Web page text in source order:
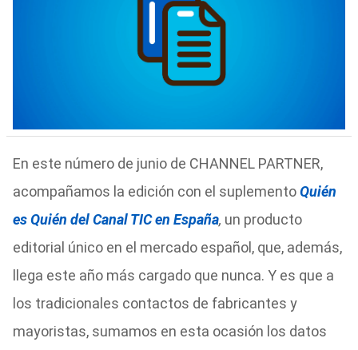
En este número de junio de CHANNEL PARTNER,
acompañamos la edición con el suplementoQuién
es Quién del Canal TIC en España, un producto
editorial único en el mercado español, que, además,
llega este año más cargado que nunca. Y es que a
los tradicionales contactos de fabricantes y
mayoristas, sumamos en esta ocasión los datos